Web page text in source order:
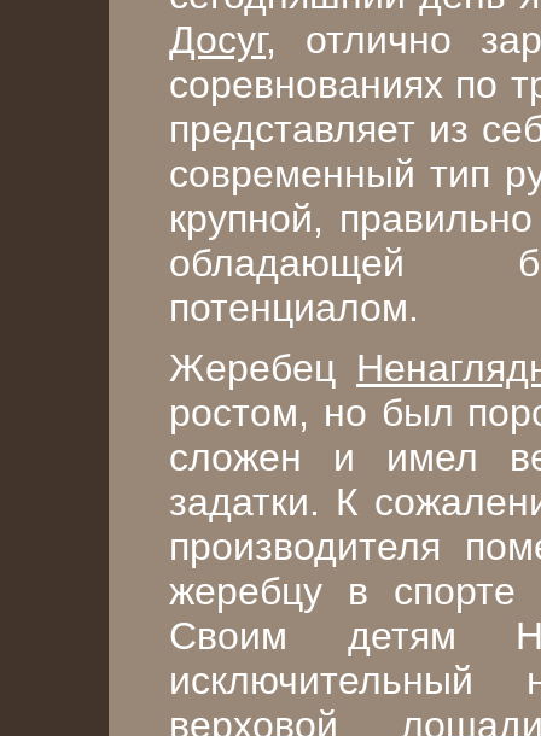
Досуг, отлично
соревнованиях по
представляет из
современный тип
крупной,
обладающей
потенциалом.
Жеребец
ростом, но был
сложен и имел
задатки. К
производителя
жеребцу в спорте
Своим детям
исключительный
верховой